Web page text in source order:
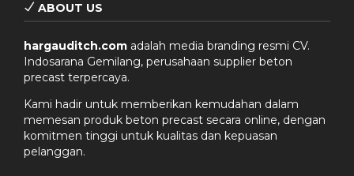
ABOUT US
hargauditch.com adalah media branding resmi CV.
Indosarana Gemilang, perusahaan supplier beton
precast terpercaya.
Kami hadir untuk memberikan kemudahan dalam
memesan produk beton precast secara online, dengan
komitmen tinggi untuk kualitas dan kepuasan
pelanggan.